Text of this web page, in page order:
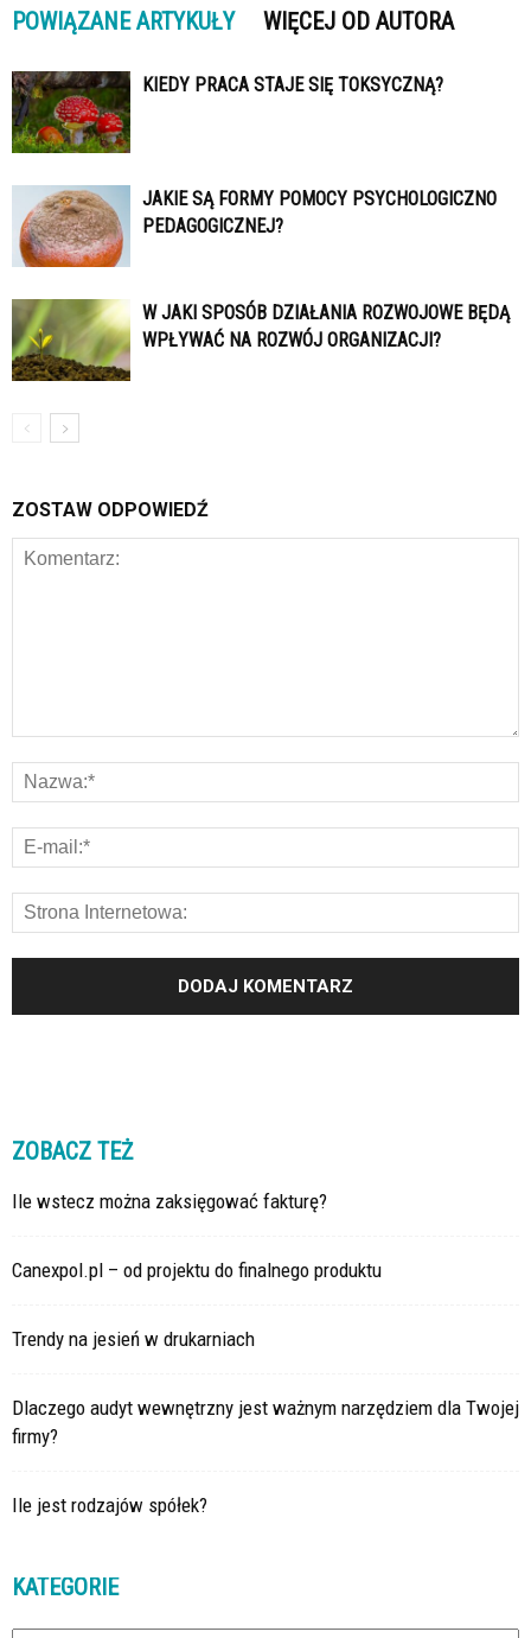
POWIĄZANE ARTYKUŁY WIĘCEJ OD AUTORA
KIEDY PRACA STAJE SIĘ TOKSYCZNĄ?
JAKIE SĄ FORMY POMOCY PSYCHOLOGICZNO
PEDAGOGICZNEJ?
W JAKI SPOSÓB DZIAŁANIA ROZWOJOWE BĘDĄ
WPŁYWAĆ NA ROZWÓJ ORGANIZACJI?
ZOSTAW ODPOWIEDŹ
ZOBACZ TEŻ
Ile wstecz można zaksięgować fakturę?
Canexpol.pl – od projektu do finalnego produktu
Trendy na jesień w drukarniach
Dlaczego audyt wewnętrzny jest ważnym narzędziem dla Twojej
firmy?
Ile jest rodzajów spółek?
KATEGORIE
Kategorie